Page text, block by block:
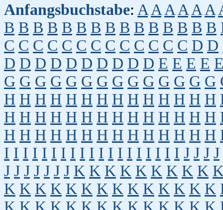
Anfangsbuchstabe: A A A A A A
B B B B B B B B B B B B B B B
C C C C C C C C C C C C C D D
D D D D D D D D D D E E E E
G G G G G G G G G G G G G G
H H H H H H H H H H H H H H
H H H H H H H H H H H H H H
H H H H H H H H H H H H H H
I I I I I I I I I I I I I I I I I I I J J J J
J J J J J J J K K K K K K K K K
K K K K K K K K K K K K K K